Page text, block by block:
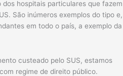
hospitais particulares que fazem
São inúmeros exemplos do tipo e,
em todo o país, a exemplo da
custeado pelo SUS, estamos
regime de direito público.